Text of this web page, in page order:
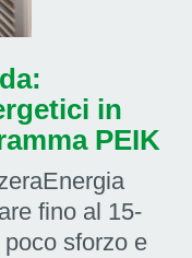
in
PEIK
fino al 15-
sforzo e